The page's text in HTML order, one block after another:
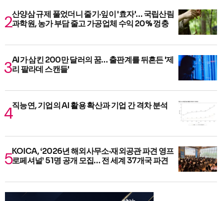
산양삼 규제 풀었더니 줄기·잎이 '효자'… 국립산림
과학원, 농가 부담 줄고 가공업체 수익 20% 껑충
AI가 삼킨 200만 달러의 꿈… 출판계를 뒤흔든 '제
리 팔라데 스캔들'
직능연, 기업의 AI 활용 확산과 기업 간 격차 분석
KOICA, ‘2026년 해외사무소·재외공관 파견 영프
로페셔널’ 51명 공개 모집… 전 세계 37개국 파견